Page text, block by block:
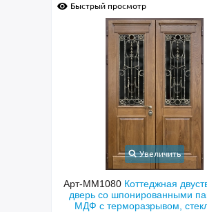
Быстрый просмотр
Увеличить
Арт-ММ1080 Коттеджная
дверь со шпонированными
МДФ с терморазрывом,